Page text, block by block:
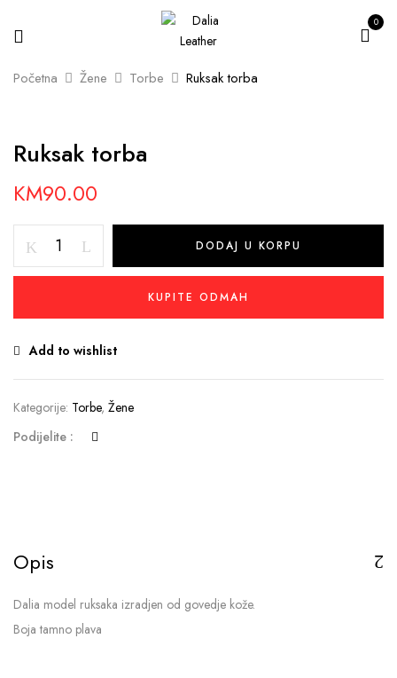
0
Početna Žene Torbe Ruksak torba
Ruksak torba
KM90.00
torba
količina
DODAJ U KORPU
KUPITE ODMAH
Add to wishlist
Kategorije: Torbe, Žene
Podijelite :
Opis
Dalia model ruksaka izradjen od govedje kože.
Boja tamno plava